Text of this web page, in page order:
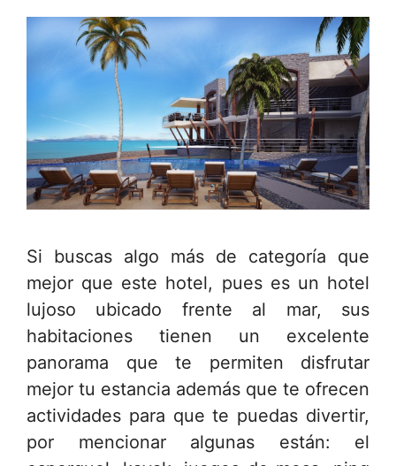
Si buscas algo más de categoría que
mejor que este hotel, pues es un hotel
lujoso ubicado frente al mar, sus
habitaciones tienen un excelente
panorama que te permiten disfrutar
mejor tu estancia además que te ofrecen
actividades para que te puedas divertir,
por mencionar algunas están: el